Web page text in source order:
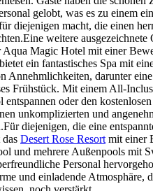
gelobt, was es zu einem
diejenigen macht, die einen
weitere ausgezeichnete
Aqua Magic Hotel mit einer
ein fantastisches Spa mit
Annehmlichkeiten, darunter
Frühstück. Mit einem All-
entspannen oder den
unkomplizierten und
diejenigen, die eine
das Desert Rose Resort mit einer
und mehrere Außenpools mit
Personal
und einladende Atmosphäre,